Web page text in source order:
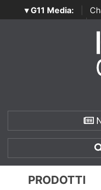
▾ G11 Media:
SecurityOpenLab |
PRODOTTI